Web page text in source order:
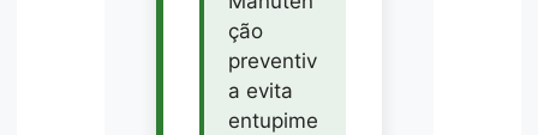
ção
preventiv
a evita
entupime